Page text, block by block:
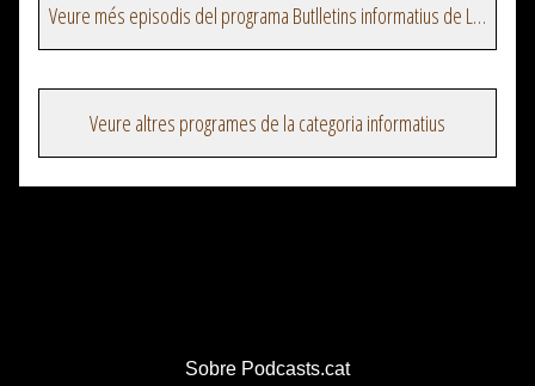
Veure més episodis del programa Butlletins informatius de La Xarxa
Veure altres programes de la categoria informatius
Sobre Podcasts.cat